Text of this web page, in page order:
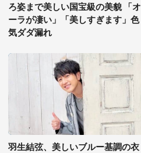
ろ姿まで美しい国宝級の美貌 「オ
ーラが凄い」「美しすぎます」色
気ダダ漏れ
羽生結弦、美しいブルー基調の衣